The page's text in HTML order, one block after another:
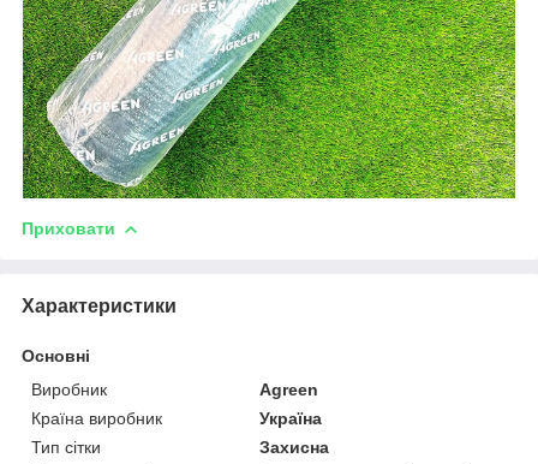
Приховати
Характеристики
Основні
Виробник
Agreen
Країна виробник
Україна
Тип сітки
Захисна